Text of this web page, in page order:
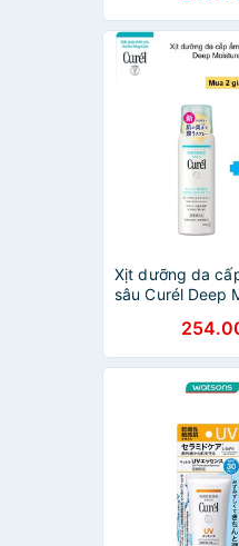
4.2g
Xịt dưỡng da
sâu Curél Deep